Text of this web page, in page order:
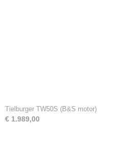
Tielburger TW50S (B&S motor)
€ 1.989,00